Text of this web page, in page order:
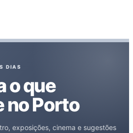
DIAS
o que
no Porto
exposições, cinema e sugestões